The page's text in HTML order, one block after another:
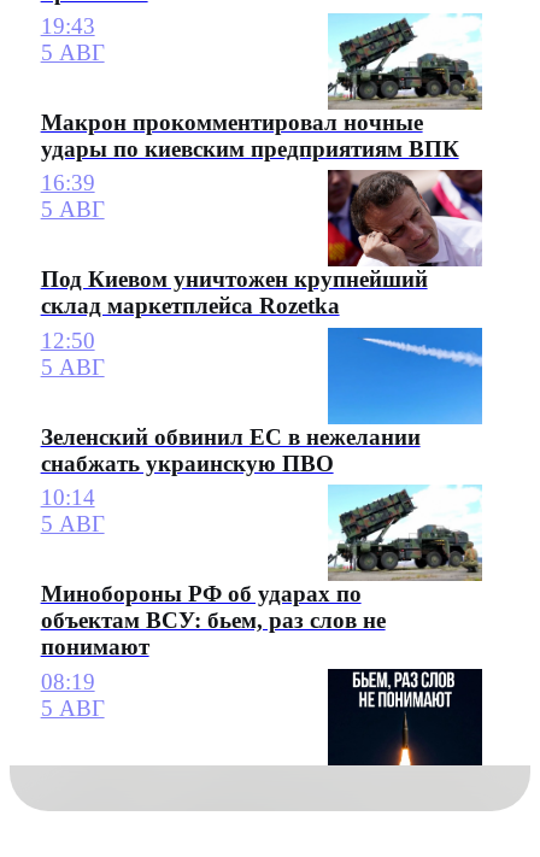
19:43
5 АВГ
Макрон прокомментировал ночные
удары по киевским предприятиям ВПК
16:39
5 АВГ
Под Киевом уничтожен крупнейший
склад маркетплейса Rozetka
12:50
5 АВГ
Зеленский обвинил ЕС в нежелании
снабжать украинскую ПВО
10:14
5 АВГ
Минобороны РФ об ударах по
объектам ВСУ: бьем, раз слов не
понимают
08:19
5 АВГ